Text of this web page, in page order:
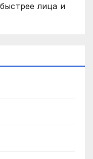
лица и